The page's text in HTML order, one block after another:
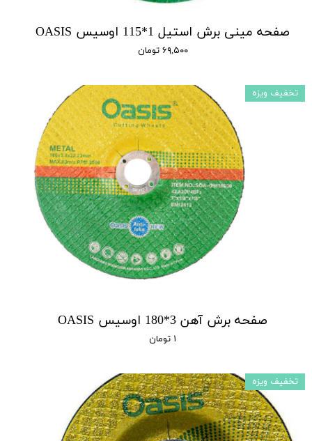
صفحه مینی برش استیل 1*115 اوسیس OASIS
۶۹,۵۰۰ تومان
صفحه برش آهن 3*180 اوسیس OASIS
۱ تومان
تخفیف ویزه
تخفیف ویزه